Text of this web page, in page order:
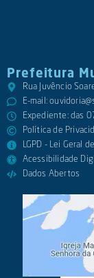
Prefeitura
Rua Juvêncio
E-mail:
Expediente: das
Política de
LGPD - Lei Geral
Acessibilidade
Dados Abertos